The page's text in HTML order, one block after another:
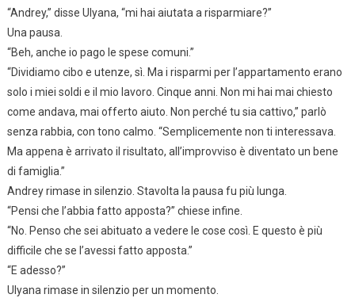
“Andrey,” disse Ulyana, “mi hai aiutata a risparmiare?”
Una pausa.
“Beh, anche io pago le spese comuni.”
“Dividiamo cibo e utenze, sì. Ma i risparmi per l’appartamento erano
solo i miei soldi e il mio lavoro. Cinque anni. Non mi hai mai chiesto
come andava, mai offerto aiuto. Non perché tu sia cattivo,” parlò
senza rabbia, con tono calmo. “Semplicemente non ti interessava.
Ma appena è arrivato il risultato, all’improvviso è diventato un bene
di famiglia.”
Andrey rimase in silenzio. Stavolta la pausa fu più lunga.
“Pensi che l’abbia fatto apposta?” chiese infine.
“No. Penso che sei abituato a vedere le cose così. E questo è più
difficile che se l’avessi fatto apposta.”
“E adesso?”
Ulyana rimase in silenzio per un momento.